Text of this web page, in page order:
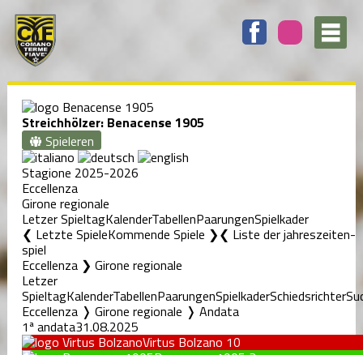
Streichhölzer: Benacense 1905
Spieleren
Stagione 2025-2026
Eccellenza
Girone regionale
Letzer SpieltagKalenderTabellenPaarungenSpielkader
❮ Letzte SpieleKommende Spiele ❯ Liste der jahreszeiten-
spiel
Eccellenza ❯ Girone regionale
Letzer
SpieltagKalenderTabellenPaarungenSpielkaderSchiedsrichter
Eccellenza ❭ Girone regionale ❭ Andata
1ª andata31.08.2025
Virtus Bolzano 10